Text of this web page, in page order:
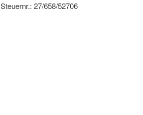
Steuernr.: 27/658/52706